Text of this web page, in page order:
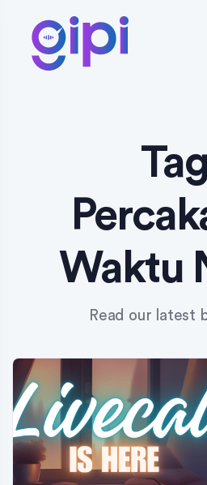
Waktu
Read our latest